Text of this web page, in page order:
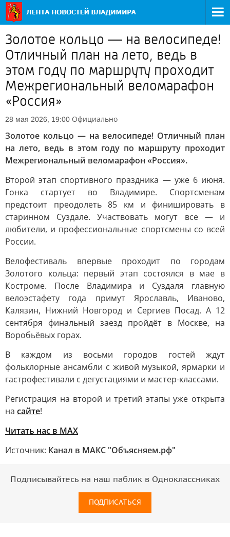
Золотое кольцо — на велосипеде!
Отличный план на лето, ведь в
этом году по маршруту проходит
Межрегиональный веломарафон
«Россия»
28 мая 2026, 19:00 Официально
Золотое кольцо — на велосипеде! Отличный план
на лето, ведь в этом году по маршруту проходит
Межрегиональный веломарафон «Россия».
Второй этап спортивного праздника — уже 6 июня.
Гонка стартует во Владимире. Спортсменам
предстоит преодолеть 85 км и финишировать в
старинном Суздале. Участвовать могут все — и
любители, и профессиональные спортсмены со всей
России.
Велофестиваль впервые проходит по городам
Золотого кольца: первый этап состоялся в мае в
Костроме. После Владимира и Суздаля главную
велоэстафету года примут Ярославль, Иваново,
Калязин, Нижний Новгород и Сергиев Посад. А 12
сентября финальный заезд пройдёт в Москве, на
Воробьёвых горах.
В каждом из восьми городов гостей ждут
фольклорные ансамбли с живой музыкой, ярмарки и
гастрофестивали с дегустациями и мастер-классами.
Регистрация на второй и третий этапы уже открыта
на сайте!
Читать нас в MAX
Источник: Канал в МАКС "Объясняем.рф"
Подписывайтесь на наш паблик в Одноклассниках
ПОДПИСАТЬСЯ